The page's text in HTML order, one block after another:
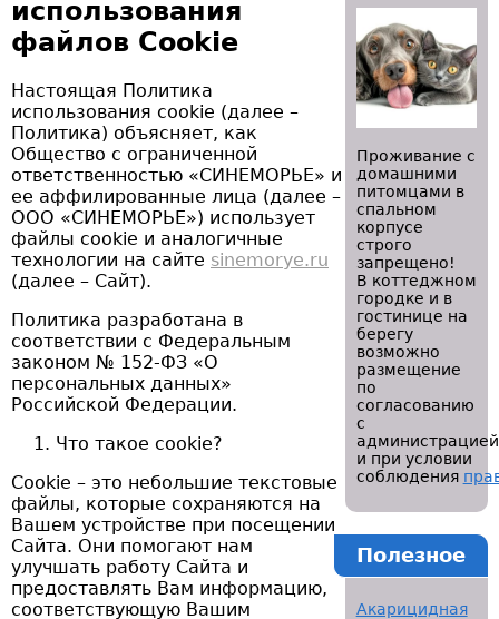
использования
файлов Cookie
Настоящая Политика
использования cookie (далее –
Политика) объясняет, как
Общество с ограниченной
ответственностью «СИНЕМОРЬЕ» и
ее аффилированные лица (далее –
ООО «СИНЕМОРЬЕ») использует
файлы cookie и аналогичные
технологии на сайте sinemorye.ru
(далее – Сайт).
Политика разработана в
соответствии с Федеральным
законом № 152-ФЗ «О
персональных данных»
Российской Федерации.
Что такое cookie?
Cookie – это небольшие текстовые
файлы, которые сохраняются на
Вашем устройстве при посещении
Сайта. Они помогают нам
улучшать работу Сайта и
предоставлять Вам информацию,
соответствующую Вашим
Проживание с
домашними
питомцами в
спальном
корпусе
строго
запрещено!
В коттеджном
городке и в
гостинице на
берегу
возможно
размещение
по
согласованию
с
администрацией
и при условии
соблюдения
Полезное
Акарицидная